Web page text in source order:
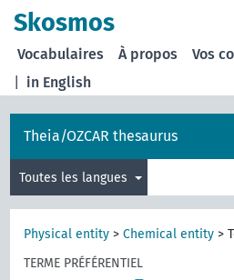
Skosmos
in English
Vocabulaires À propos Vos
Theia/OZCAR thesaurus
Toutes les langues
Physical entity >Chemical entity >
TERME PRÉFÉRENTIEL